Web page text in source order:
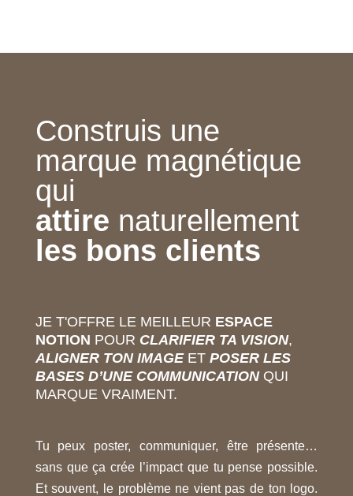
Construis une
marque magnétique
qui
attire naturellement
les bons clients
JE T'OFFRE LE MEILLEUR ESPACE
NOTION POUR CLARIFIER TA VISION,
ALIGNER TON IMAGEETPOSER LES
BASES D’UNE COMMUNICATIONQUI
MARQUE VRAIMENT.
Tu peux poster, communiquer, être présente…
sans que ça crée l’impact que tu pense possible.
Et souvent, le problème ne vient pas de ton logo.